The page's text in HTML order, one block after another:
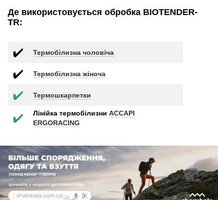
Де використовується обробка BIOTENDER-
TR:
✔️ Термобілизна чоловіча
✔️ Термобілизна жіноча
✔️ Термошкарпетки
✔️ Лінійка термобілизни ACCAPI
ERGORACING